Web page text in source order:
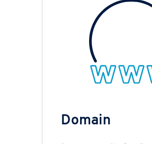
Domain